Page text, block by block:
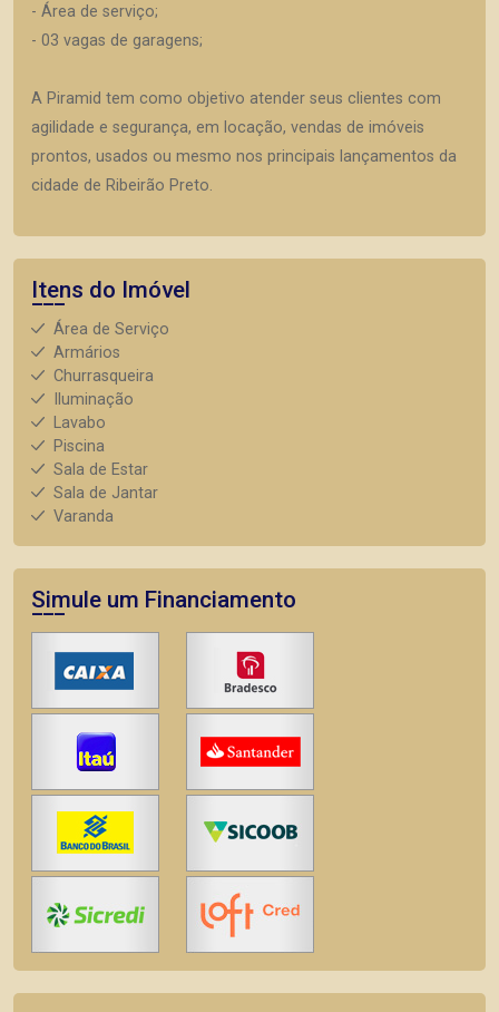
- Área de serviço;
- 03 vagas de garagens;
A Piramid tem como objetivo atender seus clientes com
agilidade e segurança, em locação, vendas de imóveis
prontos, usados ou mesmo nos principais lançamentos da
cidade de Ribeirão Preto.
Itens do Imóvel
Área de Serviço
Armários
Churrasqueira
Iluminação
Lavabo
Piscina
Sala de Estar
Sala de Jantar
Varanda
Simule um Financiamento